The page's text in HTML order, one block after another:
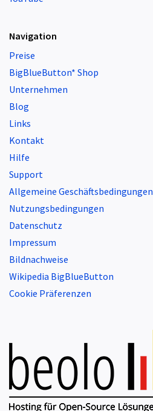
Navigation
Preise
BigBlueButton* Shop
Unternehmen
Blog
Links
Kontakt
Hilfe
Support
Allgemeine Geschäftsbedingungen
Nutzungsbedingungen
Datenschutz
Impressum
Bildnachweise
Wikipedia BigBlueButton
Cookie Präferenzen